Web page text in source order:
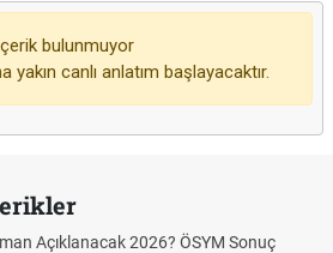
bulunmuyor
yakın canlı anlatım başlayacaktır.
Açıklanacak 2026? ÖSYM Sonuç